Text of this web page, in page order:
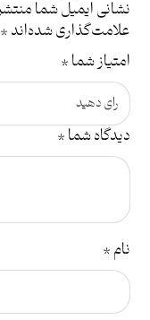
نشانی ایمیل شما
علامت‌گذاری شده‌اند*
امتیاز شما*
دیدگاه شما*
نام*